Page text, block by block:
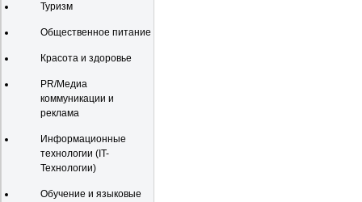
Туризм
Общественное питание
Красота и здоровье
PR/Медиа
коммуникации и
реклама
Информационные
технологии (IT-
Технологии)
Обучение и языковые